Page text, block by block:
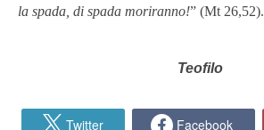
la spada, di spada moriranno!” (Mt 26,52).
Teofilo
Twitter Facebook